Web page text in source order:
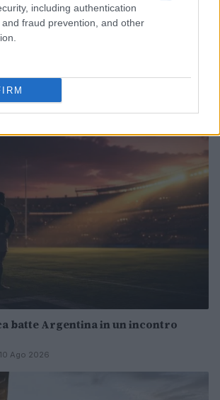
including authentication
fraud prevention, and other
leggere
batte Argentina in un incontro
Ago 2026